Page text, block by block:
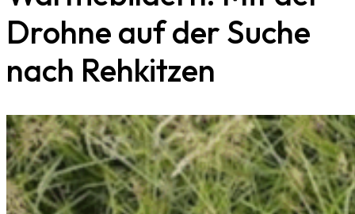
Drohne auf der Suche
nach Rehkitzen